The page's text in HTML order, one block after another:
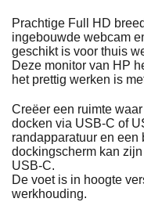
Prachtige Full HD
ingebouwde webcam
geschikt is voor thuis
Deze monitor van HP
het prettig werken is
Creëer een ruimte
docken via USB-C of
randapparatuur en
dockingscherm kan
USB-C.
De voet is in hoogte
werkhouding.